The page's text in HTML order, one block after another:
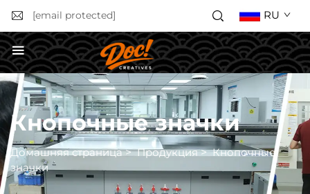
[email protected] RU
Получить расчёт стоимости
Кнопочные значки
Домашняя страница>Продукция>Кнопочные
значки